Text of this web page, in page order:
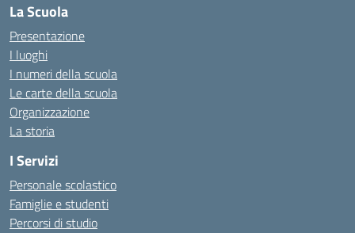
La Scuola
Presentazione
I luoghi
I numeri della scuola
Le carte della scuola
Organizzazione
La storia
I Servizi
Personale scolastico
Famiglie e studenti
Percorsi di studio